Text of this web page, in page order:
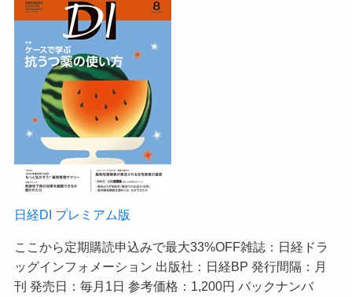
日経DI プレミアム版
ここから定期購読申込みで最大33%OFF雑誌：日経ドラ
ッグインフォメーション 出版社：日経BP 発行間隔：月
刊 発売日：毎月1日 参考価格：1,200円 バックナンバ